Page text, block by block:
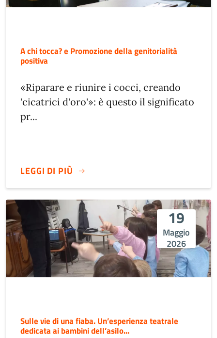
A chi tocca? e Promozione della genitorialità
positiva
«Riparare e riunire i cocci, creando
'cicatrici d'oro'»: è questo il significato
pr...
LEGGI DI PIÙ
19
Maggio
2026
Sulle vie di una fiaba. Un’esperienza teatrale
dedicata ai bambini dell’asilo...